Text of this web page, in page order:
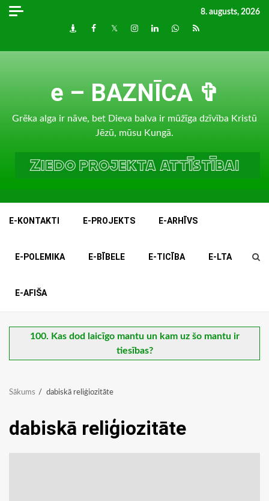
Skip
8. augusts, 2026
DraugiemFacebook
TwitterInstagram
LinkedInwhatsapp
RSS
e – BAZNĪCA ✞
Grēka alga ir nāve, bet Dieva balva ir mūžīga dzīvība Kristū
Jēzū, mūsu Kungā.
E-KONTAKTI E-PROJEKTS E-ARHĪVS
E-POLEMIKA E-BĪBELE E-TICĪBA E-LTA
E-AFIŠA
100. Kas dod laicīgo mantu un kam uz šo mantu ir
tiesības?
Sākums dabiskā reliģiozitāte
dabiskā reliģiozitāte